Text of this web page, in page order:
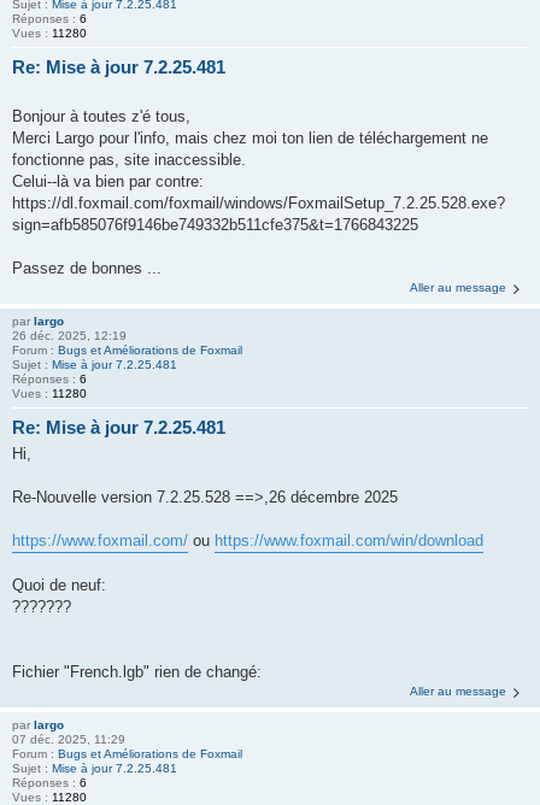
Sujet : Mise à jour 7.2.25.481
Réponses : 6
Vues : 11280
Re: Mise à jour 7.2.25.481
Bonjour à toutes z'é tous,
Merci Largo pour l'info, mais chez moi ton lien de téléchargement ne
fonctionne pas, site inaccessible.
Celui--là va bien par contre:
https://dl.foxmail.com/foxmail/windows/FoxmailSetup_7.2.25.528.exe?
sign=afb585076f9146be749332b511cfe375&t=1766843225
Passez de bonnes ...
Aller au message
par largo
26 déc. 2025, 12:19
Forum : Bugs et Améliorations de Foxmail
Sujet : Mise à jour 7.2.25.481
Réponses : 6
Vues : 11280
Re: Mise à jour 7.2.25.481
Hi,
Re-Nouvelle version 7.2.25.528 ==>,26 décembre 2025
https://www.foxmail.com/ ou https://www.foxmail.com/win/download
Quoi de neuf:
???????
Fichier "French.lgb" rien de changé:
Aller au message
par largo
07 déc. 2025, 11:29
Forum : Bugs et Améliorations de Foxmail
Sujet : Mise à jour 7.2.25.481
Réponses : 6
Vues : 11280